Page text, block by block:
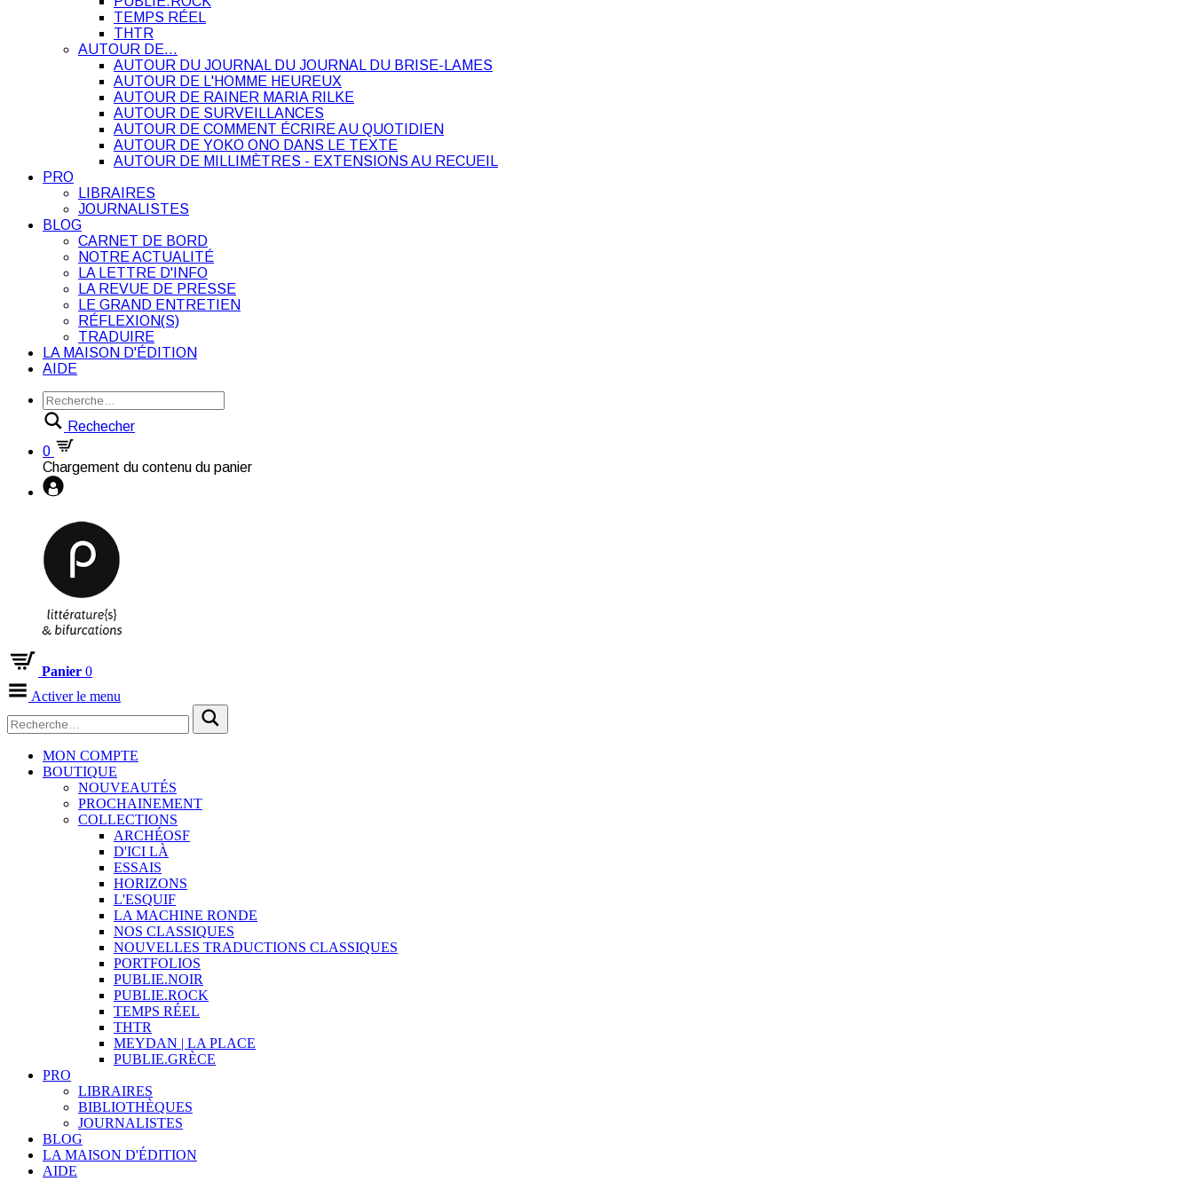
TEMPS RÉEL
THTR
AUTOUR DE…
AUTOUR DU JOURNAL DU JOURNAL DU BRISE-LAMES
AUTOUR DE L'HOMME HEUREUX
AUTOUR DE RAINER MARIA RILKE
AUTOUR DE SURVEILLANCES
AUTOUR DE COMMENT ÉCRIRE AU QUOTIDIEN
AUTOUR DE YOKO ONO DANS LE TEXTE
AUTOUR DE MILLIMÈTRES - EXTENSIONS AU RECUEIL
PRO
LIBRAIRES
JOURNALISTES
BLOG
CARNET DE BORD
NOTRE ACTUALITÉ
LA LETTRE D'INFO
LA REVUE DE PRESSE
LE GRAND ENTRETIEN
RÉFLEXION(S)
TRADUIRE
LA MAISON D'ÉDITION
AIDE
Rechecher
0
Chargement du contenu du panier
Panier 0
Activer le menu
MON COMPTE
BOUTIQUE
NOUVEAUTÉS
PROCHAINEMENT
COLLECTIONS
ARCHÉOSF
D'ICI LÀ
ESSAIS
HORIZONS
L'ESQUIF
LA MACHINE RONDE
NOS CLASSIQUES
NOUVELLES TRADUCTIONS CLASSIQUES
PORTFOLIOS
PUBLIE.NOIR
PUBLIE.ROCK
TEMPS RÉEL
THTR
MEYDAN | LA PLACE
PUBLIE.GRÈCE
PRO
LIBRAIRES
BIBLIOTHÈQUES
JOURNALISTES
BLOG
LA MAISON D'ÉDITION
AIDE